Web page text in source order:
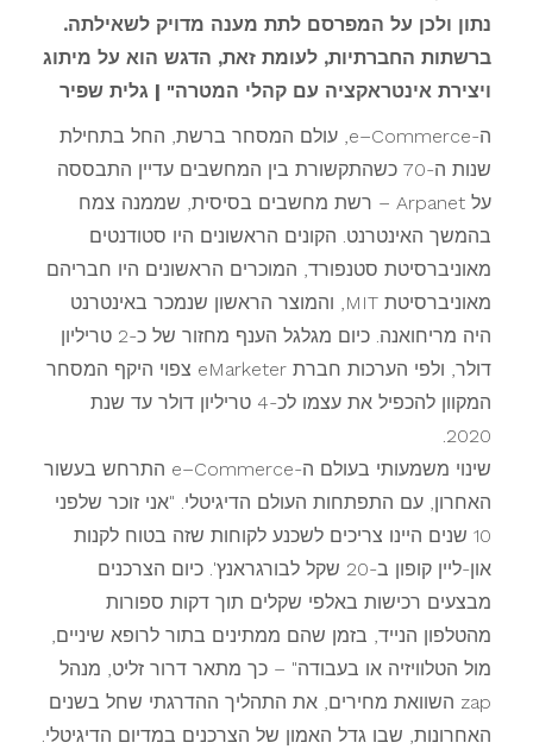
נתון ולכן על המפרסם לתת מענה מדויק לשאילתה.
ברשתות החברתיות, לעומת זאת, הדגש הוא על מיתוג
ויצירת אינטראקציה עם קהלי המטרה" | גלית שפיר
ה-e–Commerce, עולם המסחר ברשת, החל בתחילת
שנות ה-70 כשהתקשורת בין המחשבים עדיין התבססה
על Arpanet – רשת מחשבים בסיסית, שממנה צמח
בהמשך האינטרנט. הקונים הראשונים היו סטודנטים
מאוניברסיטת סטנפורד, המוכרים הראשונים היו חבריהם
מאוניברסיטת MIT, והמוצר הראשון שנמכר באינטרנט
היה מריחואנה. כיום מגלגל הענף מחזור של כ-2 טריליון
דולר, ולפי הערכות חברת eMarketer צפוי היקף המסחר
המקוון להכפיל את עצמו לכ-4 טריליון דולר עד שנת
2020.
שינוי משמעותי בעולם ה-e–Commerce התרחש בעשור
האחרון, עם התפתחות העולם הדיגיטלי. "אני זוכר שלפני
10 שנים היינו צריכים לשכנע לקוחות שזה בטוח לקנות
און-ליין קופון ב-20 שקל לבורגראנץ'. כיום הצרכנים
מבצעים רכישות באלפי שקלים תוך דקות ספורות
מהטלפון הנייד, בזמן שהם ממתינים בתור לרופא שיניים,
מול הטלוויזיה או בעבודה" – כך מתאר דרור זליט, מנהל
zap השוואת מחירים, את התהליך ההדרגתי שחל בשנים
האחרונות, שבו גדל האמון של הצרכנים במדיום הדיגיטלי.